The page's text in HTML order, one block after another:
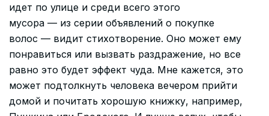
идет по улице и среди всего этого
мусора — из серии объявлений о покупке
волос — видит стихотворение. Оно может ему
понравиться или вызвать раздражение, но все
равно это будет эффект чуда. Мне кажется, это
может подтолкнуть человека вечером прийти
домой и почитать хорошую книжку, например,